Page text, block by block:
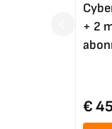
+ 2
€